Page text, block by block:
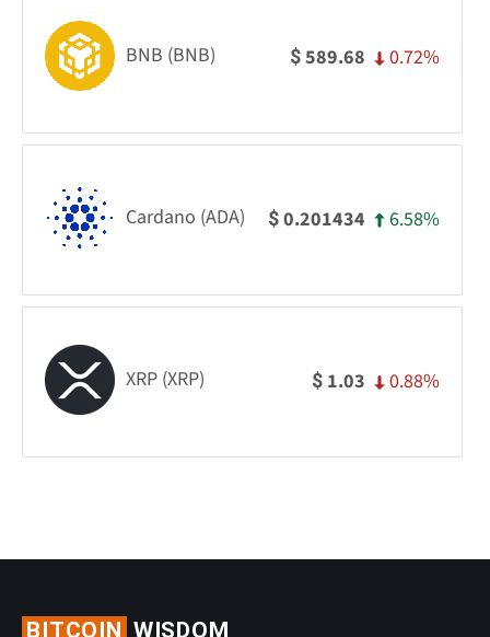
BNB (BNB) $589.68 0.72%
Cardano (ADA) $0.201434 6.58%
XRP (XRP) $ 1.03 0.88%
BITCOIN WISDOM